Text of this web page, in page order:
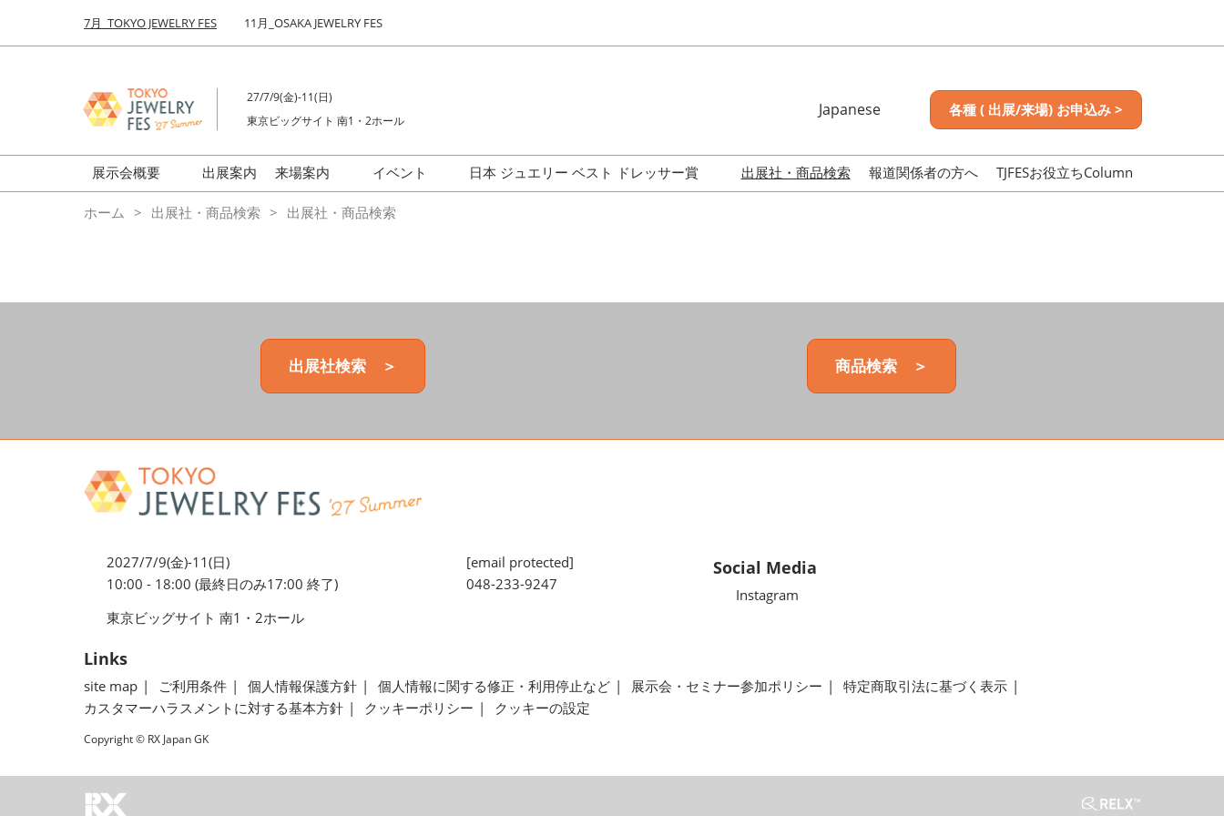
キ
し
て
む
to
7月_TOKYO JEWELRY FES 11月_OSAKA JEWELRY FES
27/7/9(金)-11(日)
東京ビッグサイト 南1・2ホール
Japanese
English
各種 ( 出展/来場) お申込み >
展示会概要
前回来場者数
ミネラル&ストーンFES
出展案内
来場案内
会場の様子
イベント
日本 ジュエリー ベスト ドレッサー賞
出展社・商品検索 報道関係者の方へ TJFESお役立ちColumn
ホーム 出展社・商品検索 出展社・商品検索
出展社検索 ＞ 商品検索 ＞
2027/7/9(金)-11(日)
10:00 - 18:00 (最終日のみ17:00 終了)
東京ビッグサイト 南1・2ホール
[email protected]
048-233-9247
Social Media
Instagram
Links
site map ご利用条件 個人情報保護方針 個人情報に関する修正・利用停止など 展示会・セミナー参加ポリシー
特定商取引法に基づく表示
カスタマーハラスメントに対する基本方針
クッキーポリシー クッキーの設定
Copyright © RX Japan GK